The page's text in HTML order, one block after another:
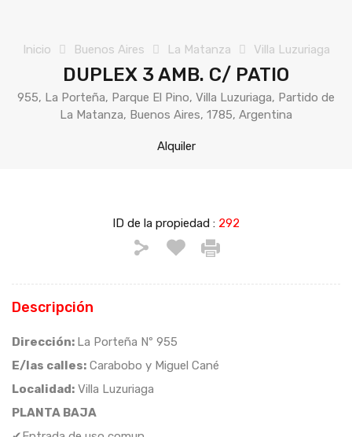
Inicio Buenos Aires La Matanza Villa Luzuriaga
DUPLEX 3 AMB. C/ PATIO
955, La Porteña, Parque El Pino, Villa Luzuriaga, Partido de
La Matanza, Buenos Aires, 1785, Argentina
Alquiler
ID de la propiedad : 292
Descripción
Dirección: La Porteña Nº 955
E/las calles: Carabobo y Miguel Cané
Localidad: Villa Luzuriaga
PLANTA BAJA